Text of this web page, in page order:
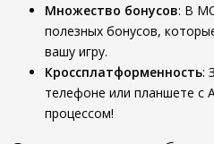
Множество бонусов: В
полезных бонусов,
вашу игру.
Кроссплатформенность:
телефоне или планшете с
процессом!